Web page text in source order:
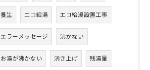
養生 エコ給湯 エコ給湯設置工事
エラーメッセージ 沸かない
お湯が沸かない 沸き上げ 残湯量